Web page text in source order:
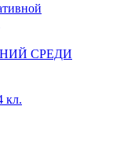
СРЕДИ
кл.